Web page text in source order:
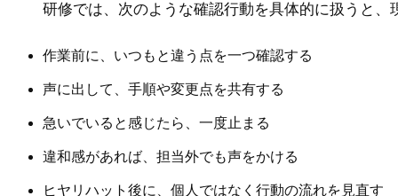
研修では、次のような確認行動を具体的に扱うと
作業前に、いつもと違う点を一つ確認する
声に出して、手順や変更点を共有する
急いでいると感じたら、一度止まる
違和感があれば、担当外でも声をかける
ヒヤリハット後に、個人ではなく行動の流れを見直す